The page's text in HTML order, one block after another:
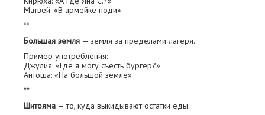
Матвей: «В армейке поди».
**
Большая земля — земля за пределами лагеря.
Пример употребления:
Джулия: «Где я могу съесть бургер?»
Антоша: «На большой земле»
**
Шитояма — то, куда выкидывают остатки еды.